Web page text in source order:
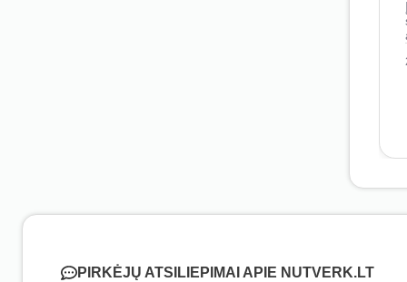
PIRKĖJŲ ATSILIEPIMAI APIE NUTVERK.LT